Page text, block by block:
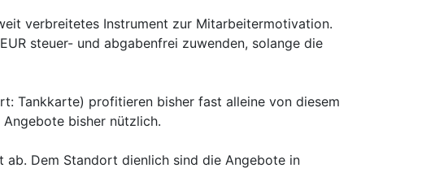
verbreitetes Instrument zur Mitarbeitermotivation.
steuer- und abgabenfrei zuwenden, solange die
Tankkarte) profitieren bisher fast alleine von diesem
bisher nützlich.
Dem Standort dienlich sind die Angebote in